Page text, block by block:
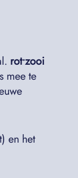
rot•zooi
mee te
en het